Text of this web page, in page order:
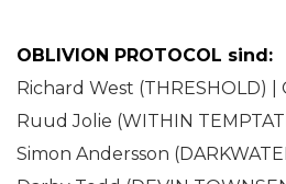
OBLIVION PROTOCOL sind:
Richard West (THRESHOLD) |
Ruud Jolie (WITHIN
Simon Andersson